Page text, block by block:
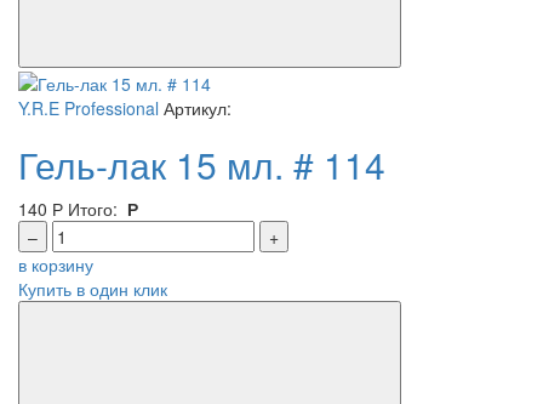
Y.R.E Professional Артикул:
Гель-лак 15 мл. # 114
140 Р Итого: Р
–
+
в корзину
Купить в один клик